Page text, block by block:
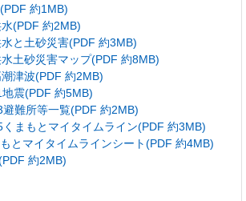
約1MB)
(PDF 約2MB)
と土砂災害(PDF 約3MB)
土砂災害マップ(PDF 約8MB)
津波(PDF 約2MB)
震(PDF 約5MB)
難所等一覧(PDF 約2MB)
まもとマイタイムライン(PDF 約3MB)
とマイタイムラインシート(PDF 約4MB)
約2MB)